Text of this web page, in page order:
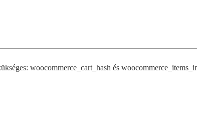
woocommerce_cart_hash és